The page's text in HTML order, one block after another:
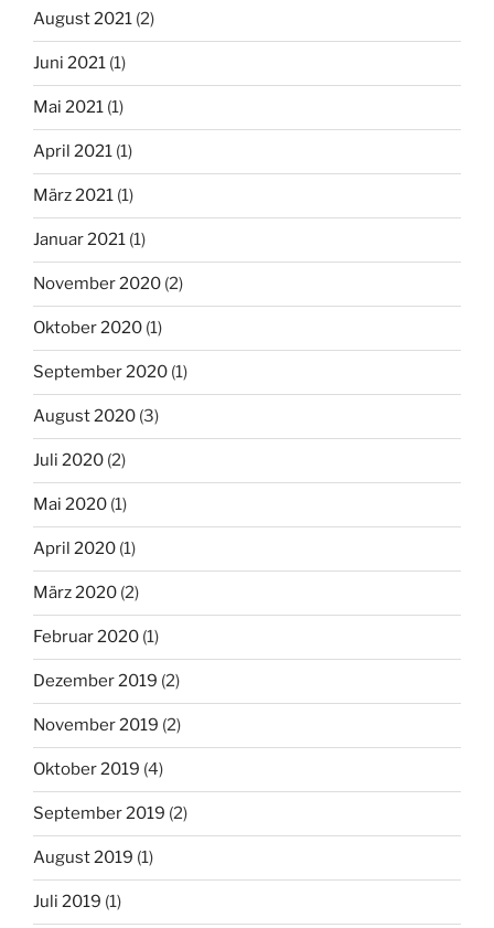
August 2021 (2)
Juni 2021 (1)
Mai 2021 (1)
April 2021 (1)
März 2021 (1)
Januar 2021 (1)
November 2020 (2)
Oktober 2020 (1)
September 2020 (1)
August 2020 (3)
Juli 2020 (2)
Mai 2020 (1)
April 2020 (1)
März 2020 (2)
Februar 2020 (1)
Dezember 2019 (2)
November 2019 (2)
Oktober 2019 (4)
September 2019 (2)
August 2019 (1)
Juli 2019 (1)